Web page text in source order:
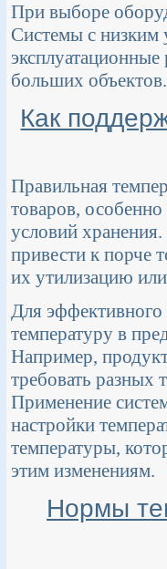
При выборе
Системы с низким
больших объектов.
Как
Правильная
товаров,
условий
привести к порче
их утилизацию
Для
температуру в
Например,
требовать разных
Применение
настройки
температуры,
этим изменениям.
Нормы